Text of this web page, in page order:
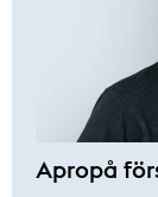
Apropå